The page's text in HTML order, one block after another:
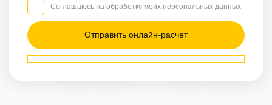
Грузовой
Другое
средство
Седан
/
Маршрут
Асбест —
Соглашаюсь на обработку моих персональных данных